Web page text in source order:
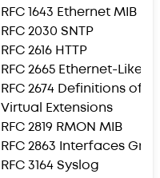
RFC 1643 Ethernet MIB
RFC 2030 SNTP
RFC 2616 HTTP
RFC 2665 Ethernet-Like
RFC 2674 Definitions of
Virtual Extensions
RFC 2819 RMON MIB
RFC 2863 Interfaces
RFC 3164 Syslog